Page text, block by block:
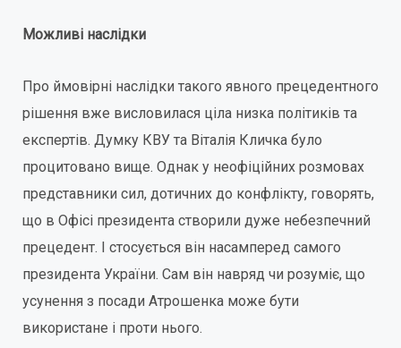
Можливі наслідки
Про ймовірні наслідки такого явного прецедентного
рішення вже висловилася ціла низка політиків та
експертів. Думку КВУ та Віталія Кличка було
процитовано вище. Однак у неофіційних розмовах
представники сил, дотичних до конфлікту, говорять,
що в Офісі президента створили дуже небезпечний
прецедент. І стосується він насамперед самого
президента України. Сам він навряд чи розуміє, що
усунення з посади Атрошенка може бути
використане і проти нього.